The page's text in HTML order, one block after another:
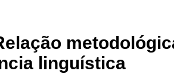
linguística